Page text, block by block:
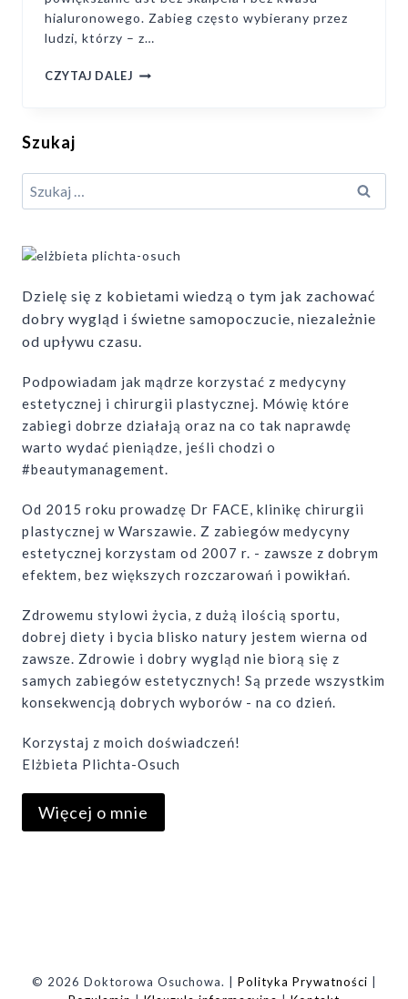
hialuronowego. Zabieg często wybierany przez
ludzi, którzy – z…
CZYTAJ DALEJ CO
Szukaj
Szukaj:
Dzielę się z kobietami wiedzą o tym jak zachować
dobry wygląd i świetne samopoczucie, niezależnie
od upływu czasu.
Podpowiadam jak mądrze korzystać z medycyny
estetycznej i chirurgii plastycznej. Mówię które
zabiegi dobrze działają oraz na co tak naprawdę
warto wydać pieniądze, jeśli chodzi o
#beautymanagement.
Od 2015 roku prowadzę Dr FACE, klinikę chirurgii
plastycznej w Warszawie. Z zabiegów medycyny
estetycznej korzystam od 2007 r. - zawsze z dobrym
efektem, bez większych rozczarowań i powikłań.
Zdrowemu stylowi życia, z dużą ilością sportu,
dobrej diety i bycia blisko natury jestem wierna od
zawsze. Zdrowie i dobry wygląd nie biorą się z
samych zabiegów estetycznych! Są przede wszystkim
konsekwencją dobrych wyborów - na co dzień.
Korzystaj z moich doświadczeń!
Elżbieta Plichta-Osuch
Więcej o mnie
© 2026 Doktorowa Osuchowa. | Polityka Prywatności